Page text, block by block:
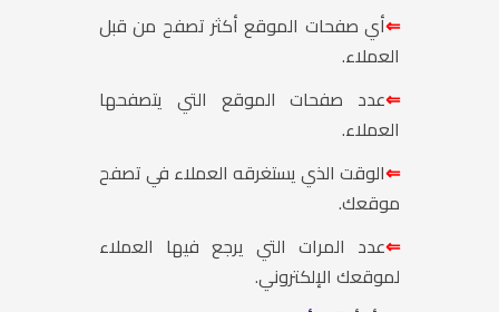
⇐أي صفحات الموقع أكثر تصفح من قبل
العملاء.
⇐عدد صفحات الموقع التي يتصفحها
العملاء.
⇐الوقت الذي يستغرقه العملاء في تصفح
موقعك.
⇐عدد المرات التي يرجع فيها العملاء
لموقعك الإلكتروني.